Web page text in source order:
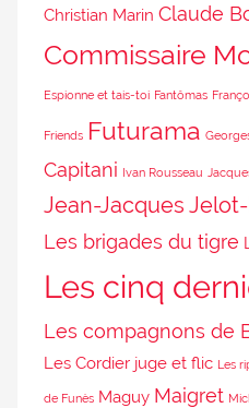
Christian Marin Claude
Commissaire
Espionne et tais-toi Fantômas
Friends Futurama
Capitani Ivan Rousseau
Jean-Jacques
Les brigades du tigre
Les cinq
Les compagnons de
Les Cordier juge et flic Les
de Funès Maguy Maigret